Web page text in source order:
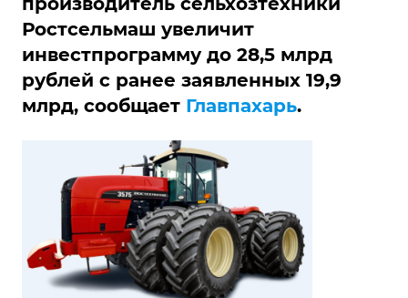
Ростсельмаш увеличит
инвестпрограмму до 28,5 млрд
рублей с ранее заявленных 19,9
млрд, сообщает Главпахарь.